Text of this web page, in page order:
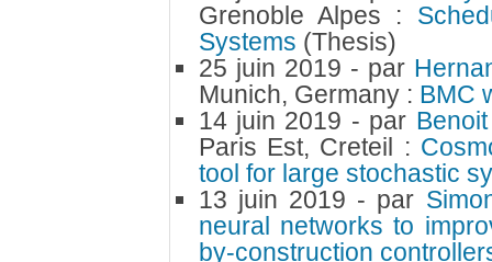
Grenoble Alpes :
Systems (Thesis)
25 juin 2019 - par
Munich, Germany : BMC
14 juin 2019 - par
Paris Est, Creteil :
tool for large stochastic
13 juin 2019 - par
neural networks to
by-construction